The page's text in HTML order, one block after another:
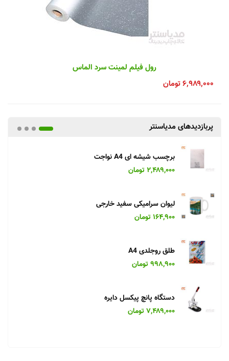
رول فیلم لمینت سرد الماس
۶,۹۸۹,۰۰۰تومان
پربازدیدهای مدیاسنتر
برچسب شیشه ای A4 نواجت
۲,۴۸۹,۰۰۰ تومان
لیوان سرامیکی سفید خارجی
۱۶۴,۹۰۰ تومان
طلق روجلدی A4
۹۹۸,۹۰۰ تومان
دستگاه پانچ پیکسل دایره
۷,۴۸۹,۰۰۰ تومان